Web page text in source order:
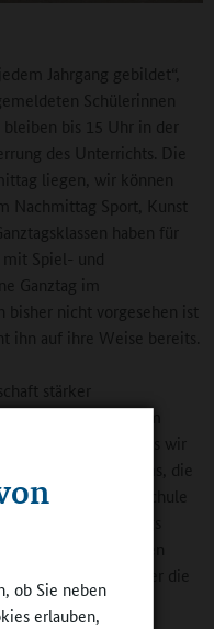
ob Sie neben
erlauben,
Jahrgang gebildet“,
Schülerinnen
bis 15 Uhr in der
des Unterrichts. Die
liegen, wir können
Nachmittag Sport, Kunst
haben für
Spiel- und
Ganztag im
nicht vorgesehen ist
ihn auf ihre Weise bereits.
stärker
dem Miteinander im
„sehr froh, dass wir
Erzieherin-Teams, die
sind. „An unserer Schule
und Schüler mittags
die Leute da drüben
und Erzieher die